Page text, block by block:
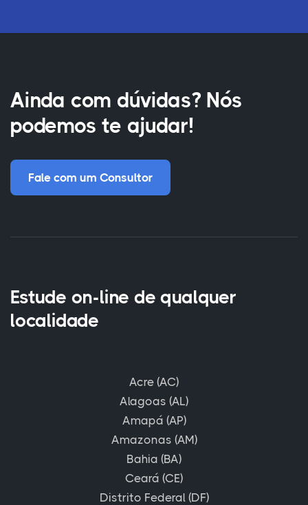
Ainda com dúvidas? Nós
podemos te ajudar!
Fale com um Consultor
Estude on-line de qualquer
localidade
Acre (AC)
Alagoas (AL)
Amapá (AP)
Amazonas (AM)
Bahia (BA)
Ceará (CE)
Distrito Federal (DF)